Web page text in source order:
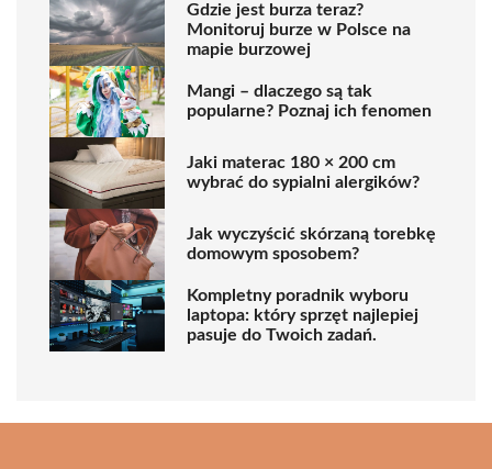
Gdzie jest burza teraz?
Monitoruj burze w Polsce na
mapie burzowej
Mangi – dlaczego są tak
popularne? Poznaj ich fenomen
Jaki materac 180 × 200 cm
wybrać do sypialni alergików?
Jak wyczyścić skórzaną torebkę
domowym sposobem?
Kompletny poradnik wyboru
laptopa: który sprzęt najlepiej
pasuje do Twoich zadań.